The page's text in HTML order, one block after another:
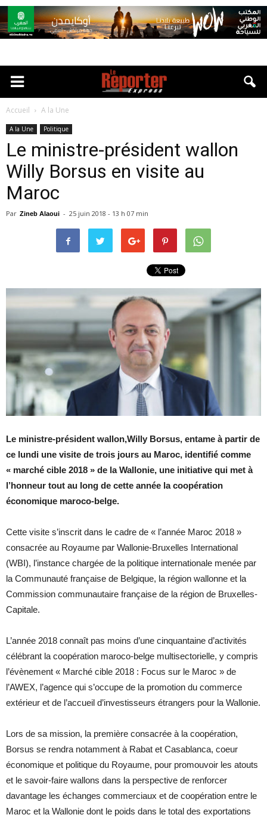
Accueil A la Une
A la Une Politique
Le ministre-président wallon
Willy Borsus en visite au
Maroc
Par Zineb Alaoui - 25 juin 2018 - 13 h 07 min
Le ministre-président wallon,Willy Borsus, entame à partir de
ce lundi une visite de trois jours au Maroc, identifié comme
« marché cible 2018 » de la Wallonie, une initiative qui met à
l’honneur tout au long de cette année la coopération
économique maroco-belge.
Cette visite s’inscrit dans le cadre de « l’année Maroc 2018 »
consacrée au Royaume par Wallonie-Bruxelles International
(WBI), l’instance chargée de la politique internationale menée par
la Communauté française de Belgique, la région wallonne et la
Commission communautaire française de la région de Bruxelles-
Capitale.
L’année 2018 connaît pas moins d’une cinquantaine d’activités
célébrant la coopération maroco-belge multisectorielle, y compris
l’évènement « Marché cible 2018 : Focus sur le Maroc » de
l’AWEX, l’agence qui s’occupe de la promotion du commerce
extérieur et de l’accueil d’investisseurs étrangers pour la Wallonie.
Lors de sa mission, la première consacrée à la coopération,
Borsus se rendra notamment à Rabat et Casablanca, coeur
économique et politique du Royaume, pour promouvoir les atouts
et le savoir-faire wallons dans la perspective de renforcer
davantage les échanges commerciaux et de coopération entre le
Maroc et la Wallonie dont le poids dans le total des exportations